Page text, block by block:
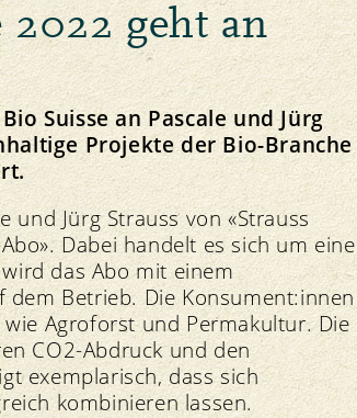
degli animali
di lavoro
di mediazione
regionali
2022 geht an
Suisse an Pascale und Jürg
Projekte der Bio-Branche
und Jürg Strauss von «Strauss
Dabei handelt es sich um eine
das Abo mit einem
Betrieb. Die Konsument:innen
Agroforst und Permakultur. Die
CO2-Abdruck und den
exemplarisch, dass sich
kombinieren lassen.